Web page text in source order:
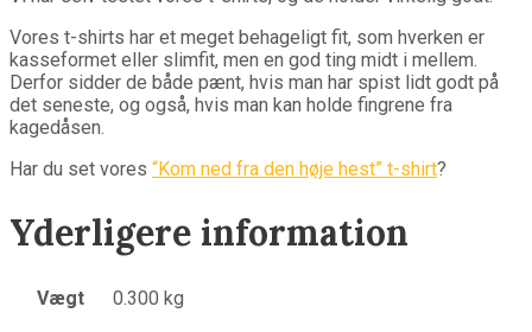
Vores t-shirts har et meget behageligt fit, som hverken er
kasseformet eller slimfit, men en god ting midt i mellem.
Derfor sidder de både pænt, hvis man har spist lidt godt på
det seneste, og også, hvis man kan holde fingrene fra
kagedåsen.
Har du set vores “Kom ned fra den høje hest” t-shirt?
Yderligere information
Vægt 0.300 kg